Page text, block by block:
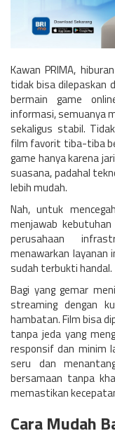
Kawan PRIMA,
tidak bisa
bermain game
informasi, semuanya
sekaligus stabil.
film favorit tiba-tiba
game hanya karena
suasana, padahal
lebih mudah.
Nah, untuk
menjawab
perusahaan
menawarkan
sudah terbukti handal.
Bagi yang gemar
streaming dengan
hambatan. Film bisa
tanpa jeda yang
responsif dan minim
seru dan
bersamaan tanpa
memastikan
Cara Mudah